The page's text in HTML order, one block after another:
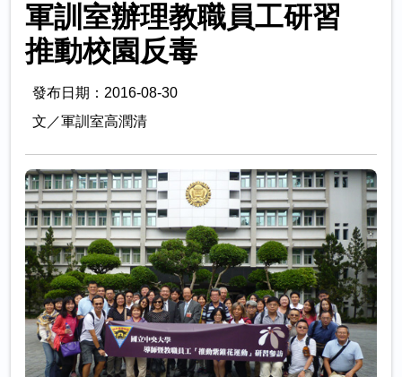
軍訓室辦理教職員工研習
推動校園反毒
發布日期：2016-08-30
文／軍訓室高潤清